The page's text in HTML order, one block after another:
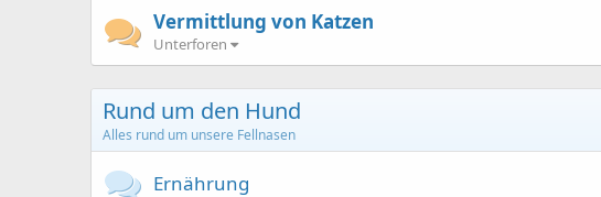
Vermittlung von Katzen
Unterforen
Rund um den Hund
Alles rund um unsere Fellnasen
Ernährung